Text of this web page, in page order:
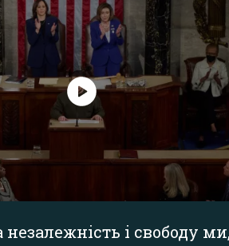
і свободу